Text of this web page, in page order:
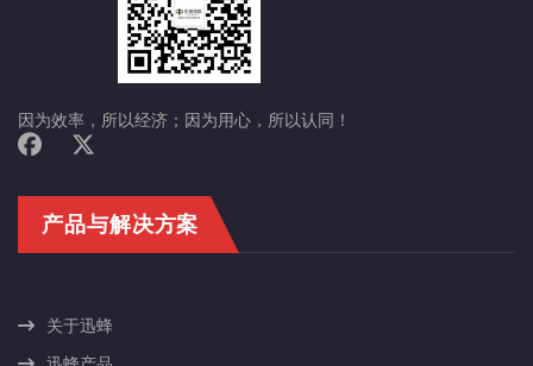
因为效率，所以经济；因为用心，所以认同！
产品与解决方案
关于迅蜂